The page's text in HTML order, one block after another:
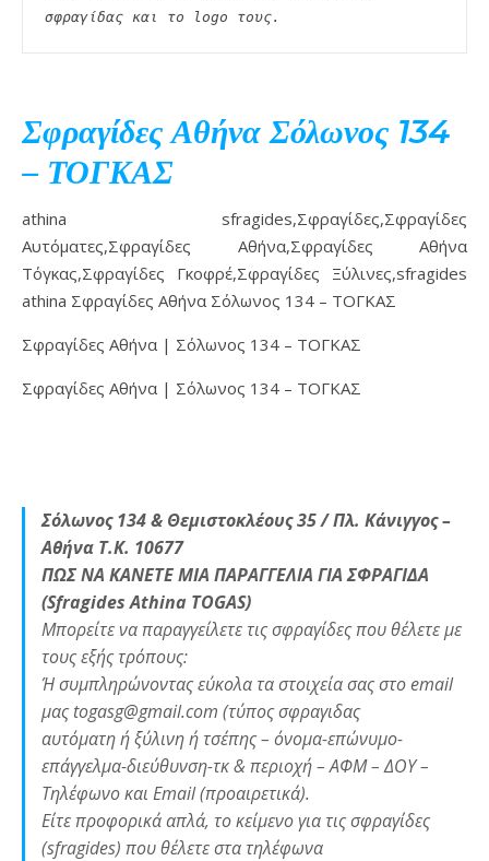
σφραγίδας και το logo τους.
Σφραγίδες Αθήνα Σόλωνος 134
– ΤΟΓΚΑΣ
athina sfragides,Σφραγίδες,Σφραγίδες
Αυτόματες,Σφραγίδες Αθήνα,Σφραγίδες Αθήνα
Τόγκας,Σφραγίδες Γκοφρέ,Σφραγίδες Ξύλινες,sfragides
athina Σφραγίδες Αθήνα Σόλωνος 134 – ΤΟΓΚΑΣ
Σφραγίδες Αθήνα | Σόλωνος 134 – ΤΟΓΚΑΣ
Σφραγίδες Αθήνα | Σόλωνος 134 – ΤΟΓΚΑΣ
Σόλωνος 134 & Θεμιστοκλέους 35 / Πλ. Κάνιγγος –
Αθήνα Τ.Κ. 10677
ΠΩΣ ΝΑ ΚΑΝΕΤΕ ΜΙΑ ΠΑΡΑΓΓΕΛΙΑ ΓΙΑ ΣΦΡΑΓΙΔΑ
(Sfragides Athina TOGAS)
Μπορείτε να παραγγείλετε τις σφραγίδες που θέλετε με
τους εξής τρόπους:
Ή συμπληρώνοντας εύκολα τα στοιχεία σας στο email
μας togasg@gmail.com (τύπος σφραγιδας
αυτόματη ή ξύλινη ή τσέπης – όνομα-επώνυμο-
επάγγελμα-διεύθυνση-τκ & περιοχή – ΑΦΜ – ΔΟΥ –
Τηλέφωνο και Email (προαιρετικά).
Είτε προφορικά απλά, το κείμενο για τις σφραγίδες
(sfragides) που θέλετε στα τηλέφωνα